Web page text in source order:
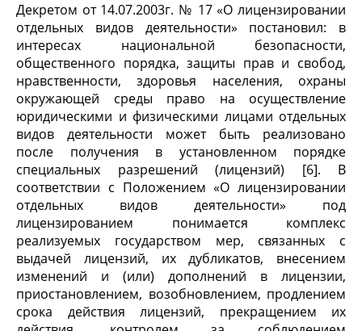
Декретом от 14.07.2003г. № 17 «О лицензировании
отдельных видов деятельности» постановил: в
интересах национальной безопасности,
общественного порядка, защиты прав и свобод,
нравственности, здоровья населения, охраны
окружающей среды право на осуществление
юридическими и физическими лицами отдельных
видов деятельности может быть реализовано
после получения в установленном порядке
специальных разрешений (лицензий) [6]. В
соответствии с Положением «О лицензировании
отдельных видов деятельности» под
лицензированием понимается комплекс
реализуемых государством мер, связанных с
выдачей лицензий, их дубликатов, внесением
изменений и (или) дополнений в лицензии,
приостановлением, возобновлением, продлением
срока действия лицензий, прекращением их